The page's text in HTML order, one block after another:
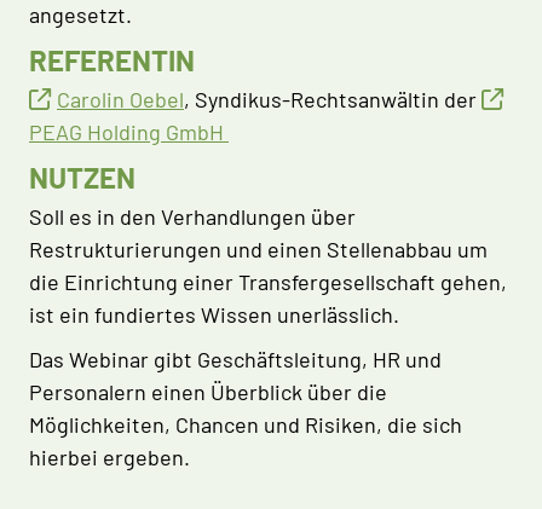
angesetzt.
REFERENTIN
Carolin Oebel, Syndikus-Rechtsanwältin der
PEAG Holding GmbH
NUTZEN
Soll es in den Verhandlungen über
Restrukturierungen und einen Stellenabbau um
die Einrichtung einer Transfergesellschaft gehen,
ist ein fundiertes Wissen unerlässlich.
Das Webinar gibt Geschäftsleitung, HR und
Personalern einen Überblick über die
Möglichkeiten, Chancen und Risiken, die sich
hierbei ergeben.